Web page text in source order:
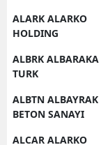
ALARK ALARKO
HOLDING
ALBRK ALBARAKA
TURK
ALBTN ALBAYRAK
BETON SANAYI
ALCAR ALARKO